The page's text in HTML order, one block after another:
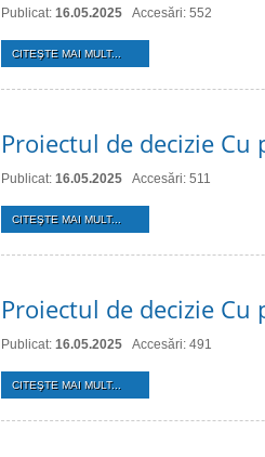
Publicat: 16.05.2025 Accesări: 552
CITEŞTE MAI MULT...
Proiectul de decizie
Publicat: 16.05.2025 Accesări: 511
CITEŞTE MAI MULT...
Proiectul de decizie
Publicat: 16.05.2025 Accesări: 491
CITEŞTE MAI MULT...